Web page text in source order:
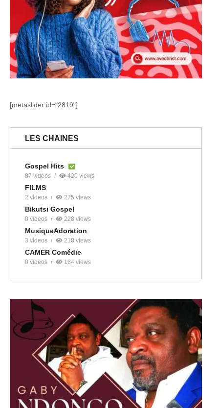
[metaslider id="2819"]
LES CHAINES
Gospel Hits
87 videos 420 views
FILMS
2 videos 275 views
Bikutsi Gospel
0 videos 228 views
MusiqueAdoration
3 videos 218 views
CAMER Comédie
0 videos 164 views